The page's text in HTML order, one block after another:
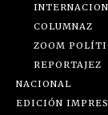
COLUMNAZ
ZOOM
REPORTAJEZ
NACIONAL
EDICIÓN